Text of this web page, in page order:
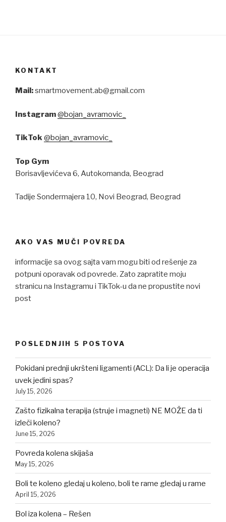
KONTAKT
Mail:smartmovement.ab@gmail.com
Instagram@bojan_avramovic_
TikTok@bojan_avramovic_
Top Gym
Borisavljevićeva 6, Autokomanda, Beograd
Tadije Sondermajera 10, Novi Beograd, Beograd
AKO VAS MUČI POVREDA
informacije sa ovog sajta vam mogu biti od rešenje za
potpuni oporavak od povrede. Zato zapratite moju
stranicu na Instagramu i TikTok-u da ne propustite novi
post
POSLEDNJIH 5 POSTOVA
Pokidani prednji ukršteni ligamenti (ACL): Da li je operacija
uvek jedini spas?
July 15, 2026
Zašto fizikalna terapija (struje i magneti) NE MOŽE da ti
izleči koleno?
June 15, 2026
Povreda kolena skijaša
May 15, 2026
Boli te koleno gledaj u koleno, boli te rame gledaj u rame
April 15, 2026
Bol iza kolena – Rešen